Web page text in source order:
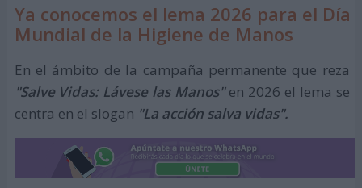
Ya conocemos el lema 2026 para el Día
Mundial de la Higiene de Manos
En el ámbito de la campaña permanente que reza
"Salve Vidas: Lávese las Manos"en 2026 el lema se
centra en el slogan "La acción salva vidas".